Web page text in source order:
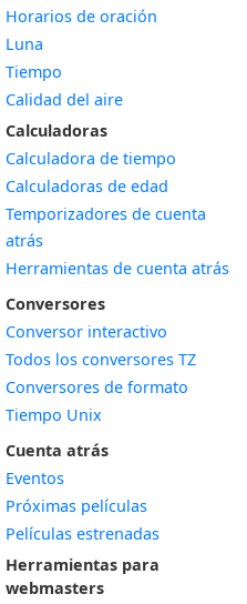
Horarios de oración
Luna
Tiempo
Calidad del aire
Calculadoras
Calculadora de tiempo
Calculadoras de edad
Temporizadores de cuenta
atrás
Herramientas de cuenta atrás
Conversores
Conversor interactivo
Todos los conversores TZ
Conversores de formato
Tiempo Unix
Cuenta atrás
Eventos
Próximas películas
Películas estrenadas
Herramientas para
webmasters